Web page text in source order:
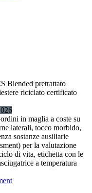
Blended pretrattato
riciclato certificato
in maglia a coste su
laterali, tocco morbido,
sostanze ausiliarie
per la valutazione
di vita, etichetta con le
a temperatura